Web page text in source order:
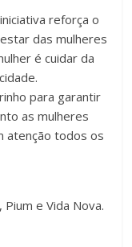
reforça o
das mulheres
é cuidar da
para garantir
as mulheres
atenção todos os
e Vida Nova.